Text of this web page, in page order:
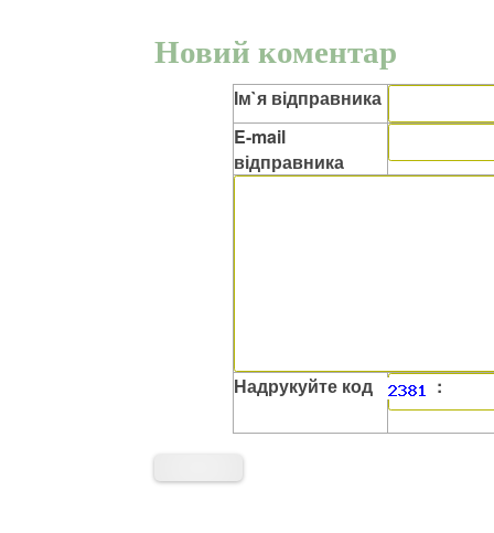
Новий коментар
Ім`я відправника
E-mail
відправника
Надрукуйте код :